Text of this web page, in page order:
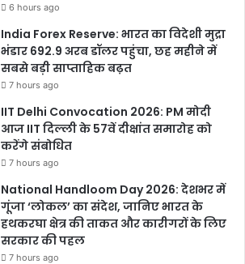
6 hours ago
India Forex Reserve: भारत का विदेशी मुद्रा
भंडार 692.9 अरब डॉलर पहुंचा, छह महीने में
सबसे बड़ी साप्ताहिक बढ़त
7 hours ago
IIT Delhi Convocation 2026: PM मोदी
आज IIT दिल्ली के 57वें दीक्षांत समारोह को
करेंगे संबोधित
7 hours ago
National Handloom Day 2026: देशभर में
गूंजा ‘लोकल’ का संदेश, जानिए भारत के
हथकरघा क्षेत्र की ताकत और कारीगरों के लिए
सरकार की पहल
7 hours ago